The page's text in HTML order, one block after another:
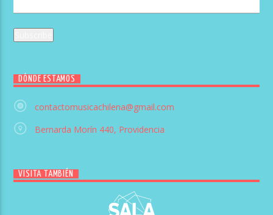
DÓNDE ESTAMOS
contactomusicachilena@gmail.com
Bernarda Morín 440, Providencia
VISITA TAMBIÉN